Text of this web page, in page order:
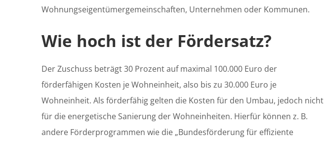
Wohnungseigentümergemeinschaften, Unternehmen oder Kommunen.
Wie hoch ist der Fördersatz?
Der Zuschuss beträgt 30 Prozent auf maximal 100.000 Euro der
förderfähigen Kosten je Wohneinheit, also bis zu 30.000 Euro je
Wohneinheit. Als förderfähig gelten die Kosten für den Umbau, jedoch nicht
für die energetische Sanierung der Wohneinheiten. Hierfür können z. B.
andere Förderprogrammen wie die „Bundesförderung für effiziente